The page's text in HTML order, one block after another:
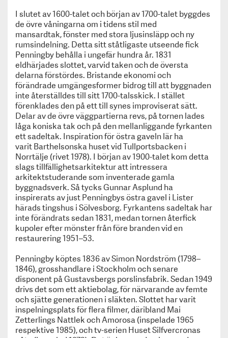
Start
Press
Sofiero Slott & Slottsträdgård tilldelas
Kulturarvspriset 2025!
Nordiska museet tilldelas Kulturarvspriset 2024!
Kulturarvspriset 2023 tilldelas Rackstadmuseet!
Katrinetorp Landeri tilldelas Kulturarvspriset 2022!
Grenna museum tilldelas Kulturarvspriset 2021
Livrustkammaren tilldelas Kulturarvspriset 2020!
Sörmlands museum får Kulturarvspriset 2019!
Svenskt Kulturarvs årliga pris – Kulturarvspriset
har tilldelats Alexandra von Schwerin, Skarhult
Slott.
Museiföreningen Svenskt Kulturarvs årliga pris –
Kulturarvspriset har tilldelats Hallwylska museet.
I slutet av 1600-talet och början av 1700-talet byggdes
de övre våningarna om i tidens stil med
mansardtak,fönster med stora ljusinsläpp och ny
rumsindelning. Detta sitt ståtligaste utseende fick
Penningby behålla i ungefär hundra år. 1831
eldhärjades slottet, varvid taken och de översta
delarna förstördes. Bristande ekonomi och
förändrade umgängesformer bidrog till att byggnaden
inte återställdes till sitt 1700-talsskick. I stället
förenklades den på ett till synes improviserat sätt.
Delar av de övre väggpartierna revs, på tornen lades
låga koniska tak och på den mellanliggande fyrkanten
ett sadeltak. Inspiration för östra gaveln lär ha
varitBarthelsonska husetvid Tullportsbacken i
Norrtälje (rivet 1978). I början av 1900-talet kom detta
slags tillfällighetsarkitektur att intressera
arkitektstuderande som inventerade gamla
byggnadsverk. Så tycksGunnar Asplund ha
inspirerats av just Penningbys östra gavel i Lister
härads tingshus i Sölvesborg. Fyrkantens sadeltak har
inte förändrats sedan 1831, medan tornen återfick
kupoler efter mönster från före branden vid en
restaurering 1951–53.
Penningby köptes 1836 av Simon Nordström (1798–
1846), grosshandlare i Stockholm och senare
disponent på Gustavsbergs porslinsfabrik. Sedan 1949
drivs det som ett aktiebolag, för närvarande av femte
och sjätte generationen i släkten. Slottet har varit
inspelningsplats för flera filmer, däribland Mai
Zetterlings NattlekochAmorosa(inspelade 1965
respektive 1985), och tv-serienHuset Silfvercronas